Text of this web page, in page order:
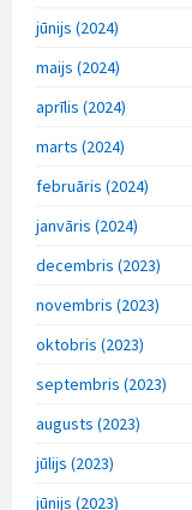
jūnijs (2024)
maijs (2024)
aprīlis (2024)
marts (2024)
februāris (2024)
janvāris (2024)
decembris (2023)
novembris (2023)
oktobris (2023)
septembris (2023)
augusts (2023)
jūlijs (2023)
jūnijs (2023)